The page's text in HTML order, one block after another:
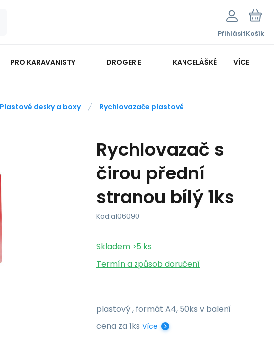
PřihlásitKošík
PRO KARAVANISTY DROGERIE KANCELÁŠKÉ POTŘEBY
VÍCE
Plastové desky a boxy
Rychlovazače plastové
Rychlovazač s
čirou přední
stranou bílý 1ks
Kód:a106090
Skladem >5 ks
Termín a způsob doručení
plastový , formát A4, 50ks v balení
cena za 1ks Více